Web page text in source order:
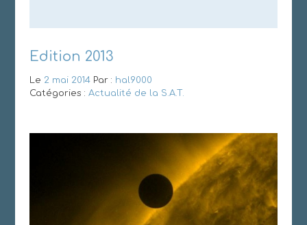
Edition 2013
Le 2 mai 2014Par : hal9000
Catégories : Actualité de la S.A.T.